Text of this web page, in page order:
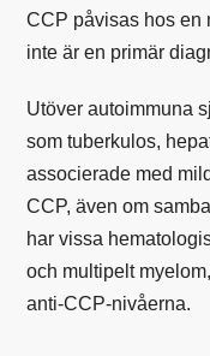
CCP påvisas hos en
inte är en primär
Utöver autoimmuna
som tuberkulos,
associerade med
CCP, även om
har vissa
och multipelt
anti-CCP-nivåerna.